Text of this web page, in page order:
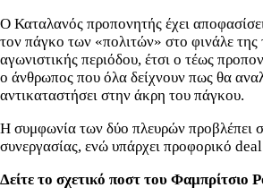
Ο Καταλανός προπονητής έχει
τον πάγκο των «πολιτών» στο φινάλε της
αγωνιστικής περιόδου, έτσι ο τέως
ο άνθρωπος που όλα δείχνουν πως θα
αντικαταστήσει στην άκρη του πάγκου.
Η συμφωνία των δύο πλευρών προβλέπει
συνεργασίας, ενώ υπάρχει προφορικό
Δείτε το σχετικό ποστ του Φαμπρίτσιο